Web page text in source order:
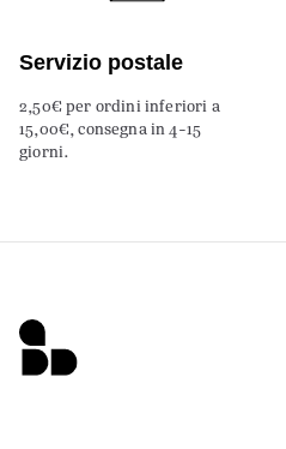
Servizio postale
2,50€ per ordini inferiori a
15,00€, consegna in 4-15
giorni.